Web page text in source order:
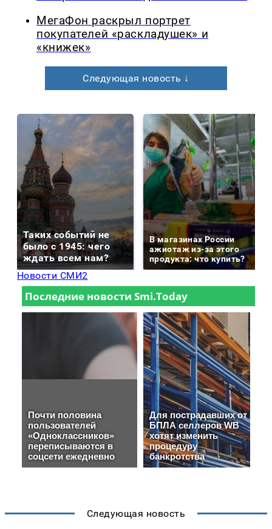
МегаФон раскрыл портрет
покупателей «раскладушек» и
«книжек»
Следующая новость ↓
Таких событий не
было с 1945: чего
ждать всем нам?
В магазинах России
ажиотаж из-за этого
продукта: что купить?
Новости СМИ2
Следующая новость